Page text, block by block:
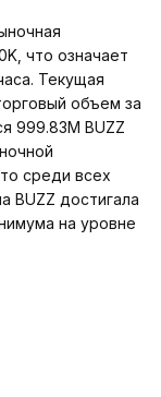
что означает
Текущая
объем за
999.83M BUZZ
среди всех
BUZZ достигала
на уровне